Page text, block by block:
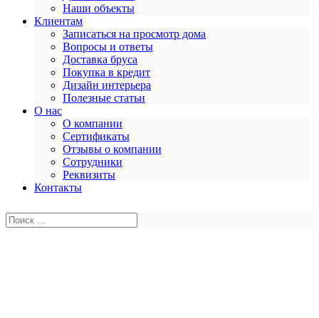
Наши объекты
Клиентам
Записаться на просмотр дома
Вопросы и ответы
Доставка бруса
Покупка в кредит
Дизайн интерьера
Полезные статьи
О нас
О компании
Сертификаты
Отзывы о компании
Сотрудники
Реквизиты
Контакты